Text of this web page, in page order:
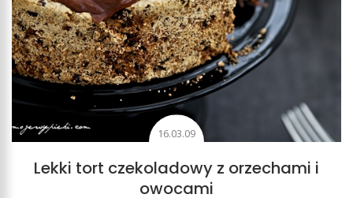
16.03.09
Lekki tort czekoladowy z orzechami i
owocami